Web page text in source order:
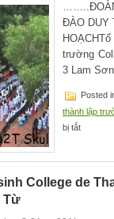
ĐÀO DUY
trường
3 Lam
Posted
thành lập
bị tắtở
tổ
chức
hội
College de
Từ